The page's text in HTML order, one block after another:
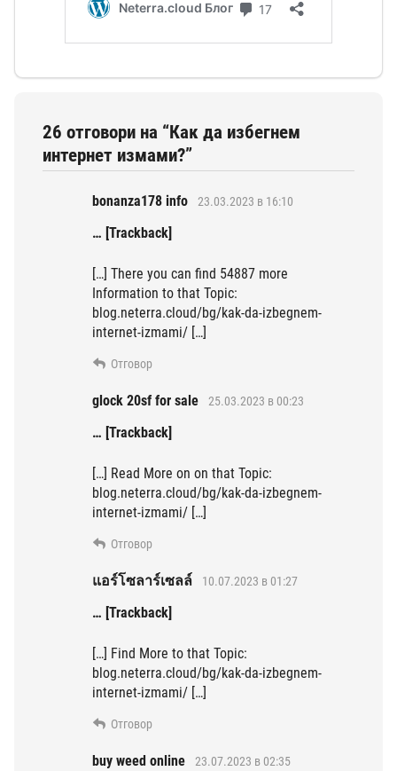
26 отговори на “Как да избегнем
интернет измами?”
bonanza178 info 23.03.2023 в 16:10
… [Trackback]
[…] There you can find 54887 more
Information to that Topic:
blog.neterra.cloud/bg/kak-da-izbegnem-
internet-izmami/ […]
Отговор
glock 20sf for sale 25.03.2023 в 00:23
… [Trackback]
[…] Read More on on that Topic:
blog.neterra.cloud/bg/kak-da-izbegnem-
internet-izmami/ […]
Отговор
แอร์โซลาร์เซลล์ 10.07.2023 в 01:27
… [Trackback]
[…] Find More to that Topic:
blog.neterra.cloud/bg/kak-da-izbegnem-
internet-izmami/ […]
Отговор
buy weed online 23.07.2023 в 02:35